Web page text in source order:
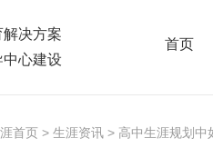
决方案
心建设
首页
首页 > 生涯资讯 > 高中生涯规划中